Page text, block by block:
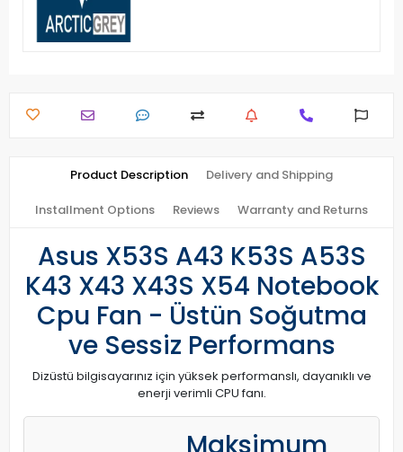
Product Description Delivery and Shipping
Installment Options Reviews Warranty and Returns
Asus X53S A43 K53S A53S
K43 X43 X43S X54 Notebook
Cpu Fan - Üstün Soğutma
ve Sessiz Performans
Dizüstü bilgisayarınız için yüksek performanslı, dayanıklı ve
enerji verimli CPU fanı.